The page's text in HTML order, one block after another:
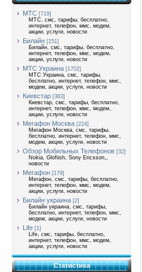
МТС [719]
МТС, смс, тарифы, бесплатно,
интернет, телефон, ммс, модем,
акции, услуги, новости
Билайн [151]
Билайн, смс, тарифы, бесплатно,
интернет, телефон, ммс, модем,
акции, услуги, новости
МТС Украина [1702]
МТС Украина, смс, тарифы,
бесплатно, интернет, телефон, ммс,
модем, акции, услуги, новости
Киевстар [383]
Киевстар, смс, тарифы, бесплатно,
интернет, телефон, ммс, модем,
акции, услуги, новости
Мегафон Москва [224]
Мегафон Москва, смс, тарифы,
бесплатно, интернет, телефон, ммс,
модем, акции, услуги, новости
Обзор Мобильных Телефонов [32]
Nokia, Glofiish, Sony Ericsson,,
новости
Мегафон [179]
Мегафон, смс, тарифы, бесплатно,
интернет, телефон, ммс, модем,
акции, услуги, новости
Билайн украина [2]
Билайн украина, смс, тарифы,
бесплатно, интернет, телефон, ммс,
модем, акции, услуги, новости
Life [1]
Life, смс, тарифы, бесплатно,
интернет, телефон, ммс, модем,
акции, услуги, новости
Статистика